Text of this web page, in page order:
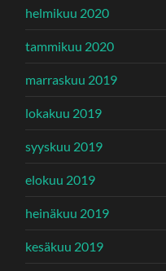
helmikuu 2020
tammikuu 2020
marraskuu 2019
lokakuu 2019
syyskuu 2019
elokuu 2019
heinäkuu 2019
kesäkuu 2019